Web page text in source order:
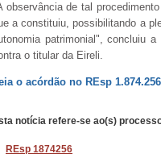
observância de tal
a constituiu, possibilitando a
patrimonial", concluiu
o titular da Eireli.
o acórdão no REsp 1.874.256
notícia refere-se ao(s)
REsp 1874256